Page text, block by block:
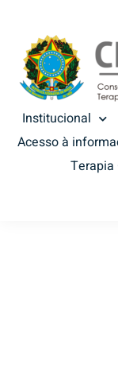
Institucional
Acesso à
Terapia